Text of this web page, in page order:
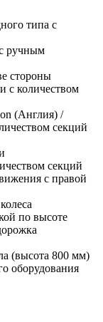
типа с
ручным
стороны
с количеством
(Англия) /
секций
секций
с правой
по высоте
(высота 800 мм)
оборудования